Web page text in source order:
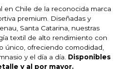
en Chile de la reconocida marca
premium. Diseñadas y
Santa Catarina, nuestras
textil de alto rendimiento con
único, ofreciendo comodidad,
y el día a día. Disponibles
y al por mayor.